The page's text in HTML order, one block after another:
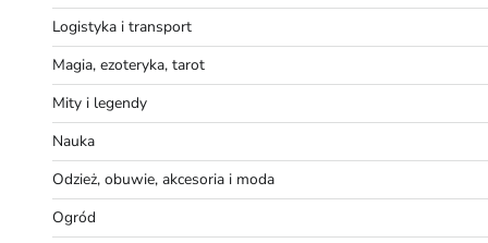
Logistyka i transport
Magia, ezoteryka, tarot
Mity i legendy
Nauka
Odzież, obuwie, akcesoria i moda
Ogród